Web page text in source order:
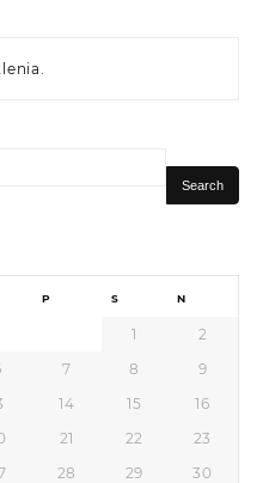
Search
P S N
1
2
7 8
9
14 15
16
21 22
23
28 29
30